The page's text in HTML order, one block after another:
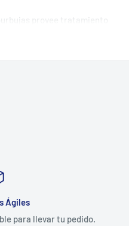
provee tratamiento
para seguridad.
Colchón
Ágiles
para llevar tu pedido.